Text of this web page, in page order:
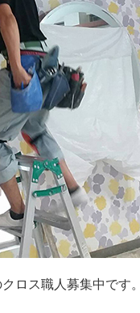
ロス職人募集中です。